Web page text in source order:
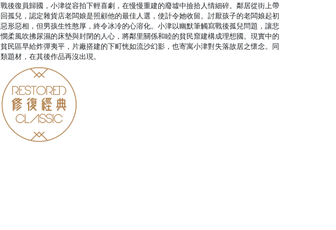
戰後復員歸國，小津從容拍下輕喜劇，在慢慢重建的廢墟中撿拾人情細碎。鄰居從街上帶
回孤兒，認定雜貨店老闆娘是照顧他的最佳人選，使計令她收留。討厭孩子的老闆娘起初
惡形惡相，但男孩生性憨厚，終令冰冷的心溶化。小津以幽默筆觸寫戰後孤兒問題，讓悲
憫柔風吹拂尿濕的床墊與封閉的人心，將鄰里關係和睦的貧民窟建構成理想國。現實中的
貧民區早給炸彈夷平，片廠搭建的下町恍如流沙幻影，也寄寓小津對失落故居之懷念。同
類題材，在其後作品再沒出現。